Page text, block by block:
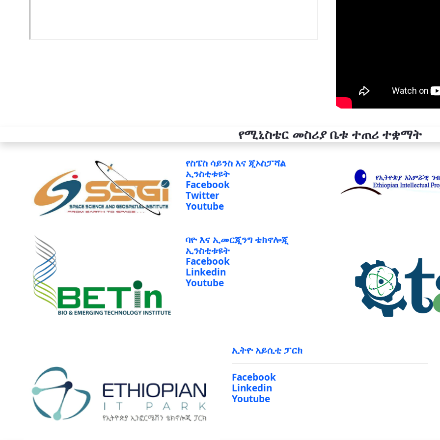
የሚኒስቴር መስሪያ ቤቱ ተጠሪ ተቋማት
የስፔስ ሳይንስ እና ጂኦስፓሻል
ኢንስቲቱዩት
Facebook
Twitter
Youtube
ባዮ እና ኢመርጂንግ ቴክኖሎጂ
ኢንስቲቱዩት
Facebook
Linkedin
Youtube
ኢትዮ አይሲቲ ፓርክ
Facebook
Linkedin
Youtube